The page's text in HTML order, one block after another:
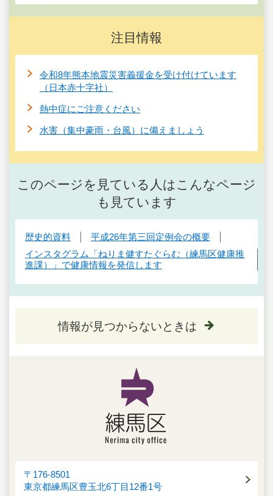
注目情報
令和8年熊本地震災害義援金を受け付けています
（日本赤十字社）
熱中症にご注意ください
水害（集中豪雨・台風）に備えましょう
このページを見ている人はこんなページ
も見ています
歴史的資料
平成26年第三回定例会の概要
インスタグラム「ねりま健すたぐらむ（練馬区健康推
進課）」で健康情報を発信します
情報が見つからないときは
〒176-8501
東京都練馬区豊玉北6丁目12番1号